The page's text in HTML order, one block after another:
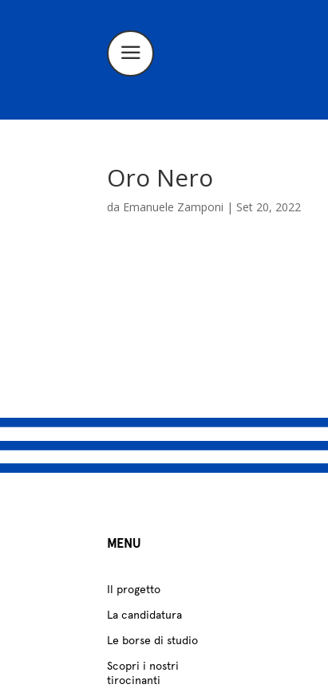
Oro Nero
da Emanuele Zamponi | Set 20, 2022
MENU
Il progetto
La candidatura
Le borse di studio
Scopri i nostri
tirocinanti